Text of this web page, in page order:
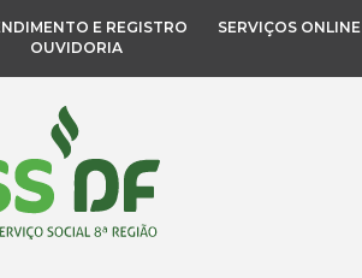
E REGISTRO SERVIÇOS ONLINE
OUVIDORIA